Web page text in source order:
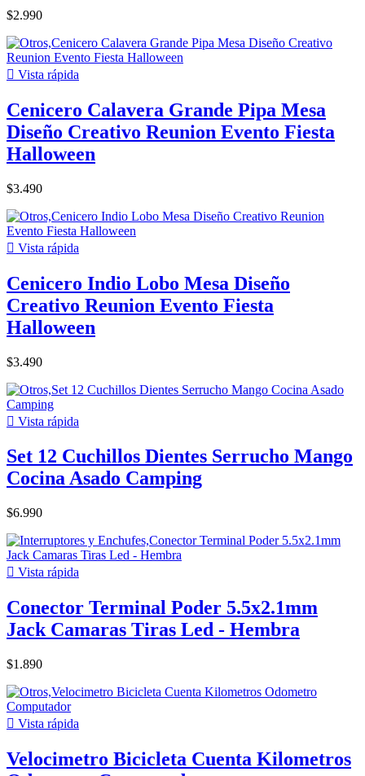
$2.990
 Vista rápida
Cenicero Calavera Grande Pipa Mesa
Diseño Creativo Reunion Evento Fiesta
Halloween
$3.490
 Vista rápida
Cenicero Indio Lobo Mesa Diseño
Creativo Reunion Evento Fiesta
Halloween
$3.490
 Vista rápida
Set 12 Cuchillos Dientes Serrucho Mango
Cocina Asado Camping
$6.990
 Vista rápida
Conector Terminal Poder 5.5x2.1mm
Jack Camaras Tiras Led - Hembra
$1.890
 Vista rápida
Velocimetro Bicicleta Cuenta Kilometros